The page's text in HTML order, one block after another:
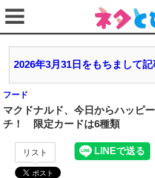
2026年3月31日をもちまして
フード
マクドナルド、今日からハッピ
チ！ 限定カードは6種類
リスト